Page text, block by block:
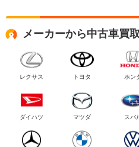
メーカーから中古車買
レクサス トヨタ ホン
ダイハツ マツダ スバ